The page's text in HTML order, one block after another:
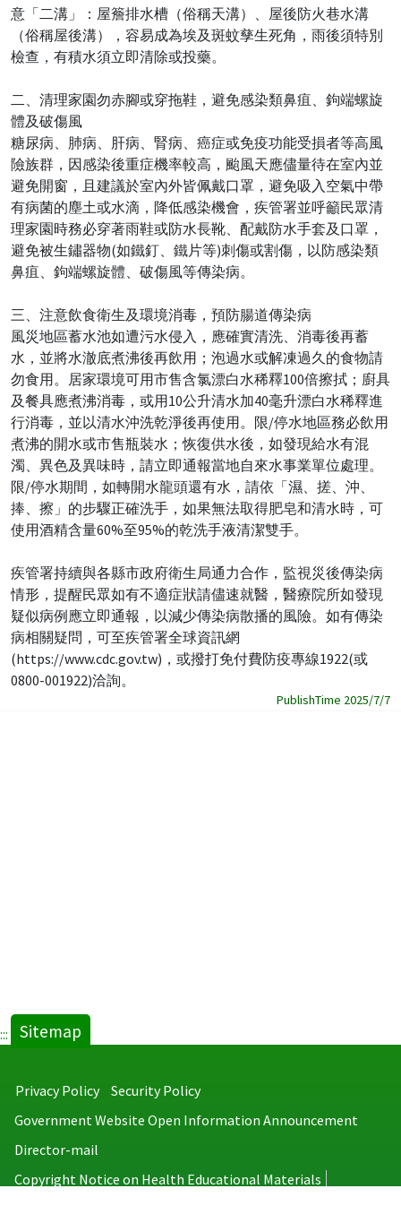
意「二溝」：屋簷排水槽（俗稱天溝）、屋後防火巷水溝
（俗稱屋後溝），容易成為埃及斑蚊孳生死角，雨後須特別
檢查，有積水須立即清除或投藥。
二、清理家園勿赤腳或穿拖鞋，避免感染類鼻疽、鉤端螺旋
體及破傷風
糖尿病、肺病、肝病、腎病、癌症或免疫功能受損者等高風
險族群，因感染後重症機率較高，颱風天應儘量待在室內並
避免開窗，且建議於室內外皆佩戴口罩，避免吸入空氣中帶
有病菌的塵土或水滴，降低感染機會，疾管署並呼籲民眾清
理家園時務必穿著雨鞋或防水長靴、配戴防水手套及口罩，
避免被生鏽器物(如鐵釘、鐵片等)刺傷或割傷，以防感染類
鼻疽、鉤端螺旋體、破傷風等傳染病。
三、注意飲食衛生及環境消毒，預防腸道傳染病
風災地區蓄水池如遭污水侵入，應確實清洗、消毒後再蓄
水，並將水澈底煮沸後再飲用；泡過水或解凍過久的食物請
勿食用。居家環境可用市售含氯漂白水稀釋100倍擦拭；廚具
及餐具應煮沸消毒，或用10公升清水加40毫升漂白水稀釋進
行消毒，並以清水沖洗乾淨後再使用。限/停水地區務必飲用
煮沸的開水或市售瓶裝水；恢復供水後，如發現給水有混
濁、異色及異味時，請立即通報當地自來水事業單位處理。
限/停水期間，如轉開水龍頭還有水，請依「濕、搓、沖、
捧、擦」的步驟正確洗手，如果無法取得肥皂和清水時，可
使用酒精含量60%至95%的乾洗手液清潔雙手。
疾管署持續與各縣市政府衛生局通力合作，監視災後傳染病
情形，提醒民眾如有不適症狀請儘速就醫，醫療院所如發現
疑似病例應立即通報，以減少傳染病散播的風險。如有傳染
病相關疑問，可至疾管署全球資訊網
(https://www.cdc.gov.tw)，或撥打免付費防疫專線1922(或
0800-001922)洽詢。
PublishTime 2025/7/7
::: Sitemap
Privacy Policy
Security Policy
Government Website Open Information Announcement
Director-mail
Copyright Notice on Health Educational Materials